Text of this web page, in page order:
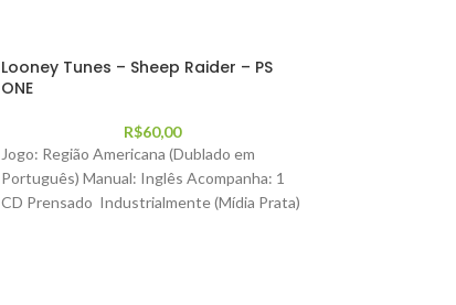
Looney Tunes – Sheep Raider – PS
ONE
R$60,00
Jogo: Região Americana (Dublado em
Português) Manual: Inglês Acompanha: 1
CD Prensado Industrialmente (Mídia Prata)